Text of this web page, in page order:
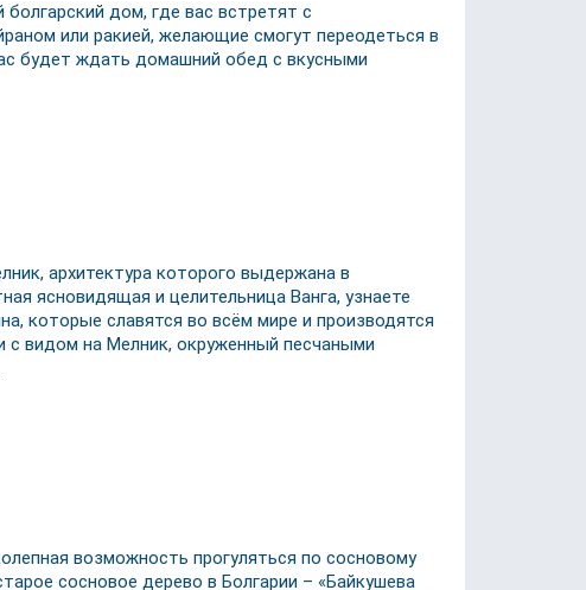
дом, где вас встретят с
или ракией, желающие смогут переодеться в
будет ждать домашний обед с вкусными
архитектура которого выдержана в
ясновидящая и целительница Ванга, узнаете
которые славятся во всём мире и производятся
видом на Мелник, окруженный песчаными
возможность прогуляться по сосновому
сосновое дерево в Болгарии – «Байкушева